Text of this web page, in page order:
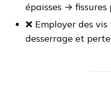
épaisses → fissures
❌ Employer des
desserrage et